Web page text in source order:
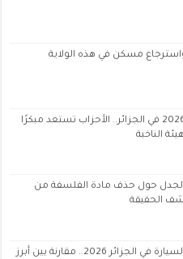
مسكن في هذه الولاية
الانتخابات المحلية 2026 في الجزائر.. الأحزاب تستعد مبكرًا
الناخبة
الجدل حول حذف مادة الفلسفة من
الحقيقة
أفضل بنك لقرض السيارة في الجزائر 2026.. مقارنة بين أبرز